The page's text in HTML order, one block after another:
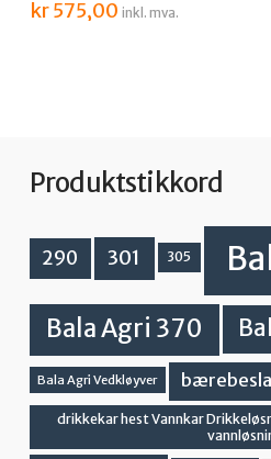
kr575,00 inkl. mva.
Produktstikkord
290 301 305
Bala Agri 370
Bala Agri Vedkløyver
drikkekar hest Vannkar